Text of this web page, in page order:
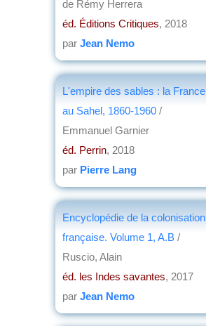
de Rémy Herrera
éd. Éditions Critiques, 2018
par Jean Nemo
L'empire des sables : la France
au Sahel, 1860-1960 /
Emmanuel Garnier
éd. Perrin, 2018
par Pierre Lang
Encyclopédie de la colonisation
française. Volume 1, A.B /
Ruscio, Alain
éd. les Indes savantes, 2017
par Jean Nemo